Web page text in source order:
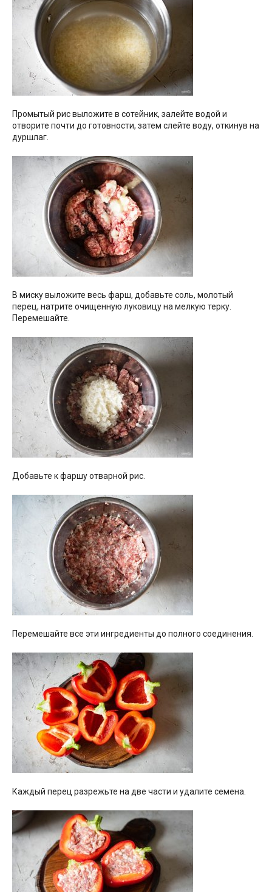
Промытый рис выложите в сотейник, залейте водой и
отворите почти до готовности, затем слейте воду, откинув на
дуршлаг.
В миску выложите весь фарш, добавьте соль, молотый
перец, натрите очищенную луковицу на мелкую терку.
Перемешайте.
Добавьте к фаршу отварной рис.
Перемешайте все эти ингредиенты до полного соединения.
Каждый перец разрежьте на две части и удалите семена.